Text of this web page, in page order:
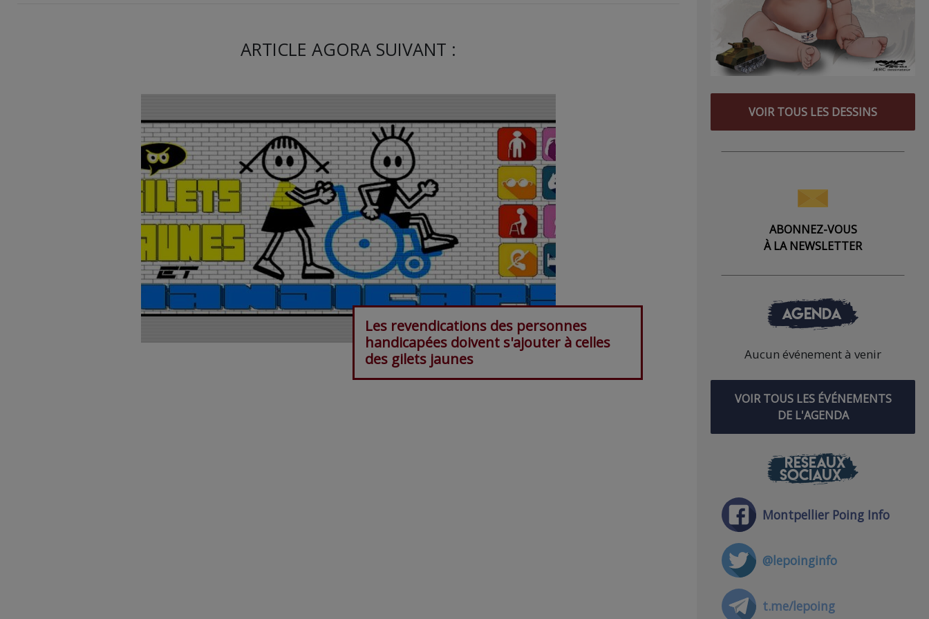
ARTICLE AGORA SUIVANT :
Les revendications des personnes
handicapées doivent s'ajouter à celles
des gilets jaunes
VOIR TOUS LES DESSINS
ABONNEZ-VOUS
À LA NEWSLETTER
AGENDA
Aucun événement à venir
VOIR TOUS LES ÉVÉNEMENTS
DE L'AGENDA
RÉSEAUX
SOCIAUX
Montpellier Poing Info
@lepoinginfo
t.me/lepoing